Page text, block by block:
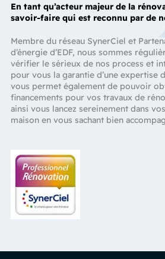
En tant qu’acteur majeur de la
savoir-faire qui est reconnu par de
Membre du réseau SynerCiel et
d’énergie d’EDF, nous sommes
vérifier le sérieux de nos process et
pour vous la garantie d’une expertise
vous permet également de pouvoir
financements pour vos travaux de
ainsi vous lancez sereinement dans
maison en vous sachant bien